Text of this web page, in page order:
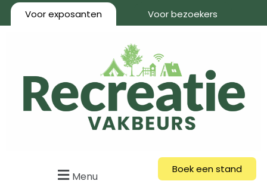
Voor exposanten Voor bezoekers
Menu
Boek een stand